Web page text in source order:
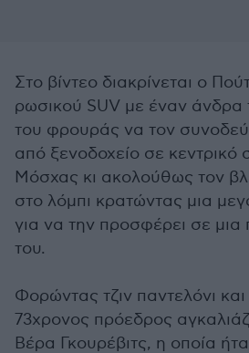
Στο βίντεο διακρίνεται ο
ρωσικού SUV με έναν άνδρα
του φρουράς να τον
από ξενοδοχείο σε κεντρικό
Μόσχας κι ακολούθως τον
στο λόμπι κρατώντας μια
για να την προσφέρει σε
του.
Φορώντας τζιν παντελόνι και
73χρονος πρόεδρος
Βέρα Γκουρέβιτς, η οποία